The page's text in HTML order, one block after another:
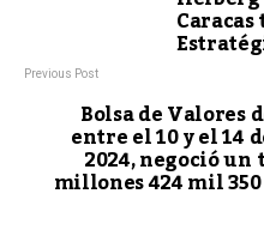
Previous Post
Bolsa de Valores
entre el 10 y el 14
2024, negoció un
millones 424 mil